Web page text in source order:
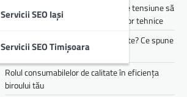
Servicii SEO Iași
Servicii SEO Timișoara
Cum te pot ajuta stabilizatoarele de tensiune să
reduci riscurile asociate defecțiunilor tehnice
Copilul tău mănâncă doar 3 alimente? Ce spune
asta despre dezvoltarea lui
Rolul consumabilelor de calitate în eficiența
biroului tău